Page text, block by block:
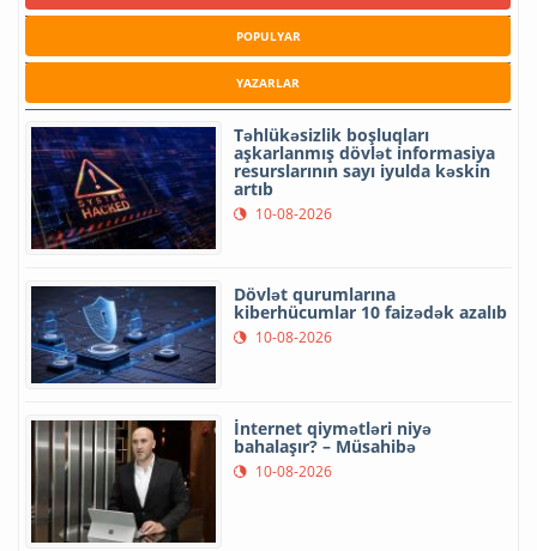
POPULYAR
YAZARLAR
Təhlükəsizlik boşluqları
aşkarlanmış dövlət informasiya
resurslarının sayı iyulda kəskin
artıb
10-08-2026
Dövlət qurumlarına
kiberhücumlar 10 faizədək azalıb
10-08-2026
İnternet qiymətləri niyə
bahalaşır? – Müsahibə
10-08-2026